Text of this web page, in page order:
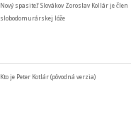
Nový spasiteľ Slovákov Zoroslav Kollár je člen
slobodomurárskej lóže
Kto je Peter Kotlár (pôvodná verzia)